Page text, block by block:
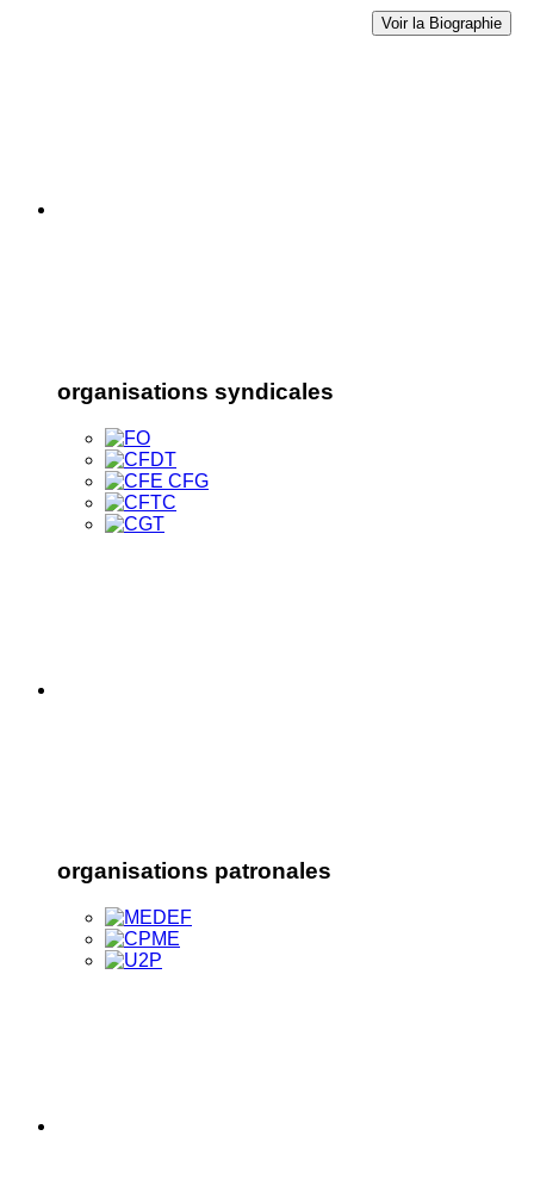
Voir la Biographie
organisations syndicales
organisations patronales